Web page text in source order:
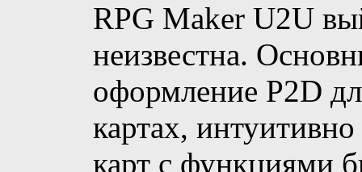
RPG Maker U2U
неизвестна.
оформление P2D
картах,
карт с функциями